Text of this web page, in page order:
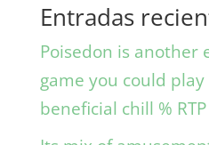
Entradas
Poisedon is another
game you could
beneficial chill % RTP